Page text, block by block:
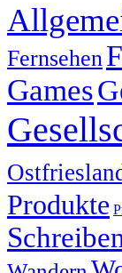
Fernsehen
Games
Produkte